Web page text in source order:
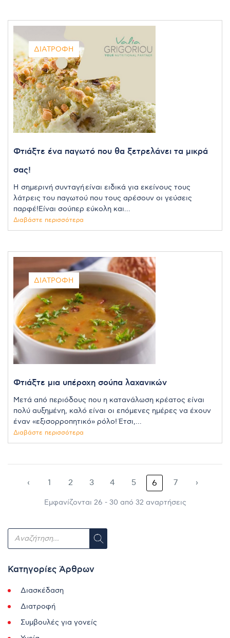
ΔΙΑΤΡΟΦΉ
Φτιάξτε ένα παγωτό που θα ξετρελάνει τα μικρά
σας!
Η σημερινή συνταγή είναι ειδικά για εκείνους τους
λάτρεις του παγωτού που τους αρέσουν οι γεύσεις
παρφέ!Είναι σούπερ εύκολη και...
Διαβάστε περισσότερα
ΔΙΑΤΡΟΦΉ
Φτιάξτε μια υπέροχη σούπα λαχανικών
Μετά από περιόδους που η κατανάλωση κρέατος είναι
πολύ αυξημένη, καλό είναι οι επόμενες ημέρες να έχουν
έναν «εξισορροπητικό» ρόλο! Έτσι,...
Διαβάστε περισσότερα
‹ 1 2 3 4 5 6 7 ›
Εμφανίζονται 26 - 30 από 32 αναρτήσεις
Κατηγορίες Άρθρων
Διασκέδαση
Διατροφή
Συμβουλές για γονείς